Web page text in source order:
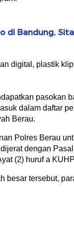
di Bandung,
digital, plastik
pasokan
dalam daftar
Berau.
Polres Berau
dengan
(2) huruf a
besar tersebut,